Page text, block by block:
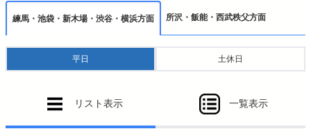
法人の方へ
お問合せ・よくあるご質問
練馬・池袋・新木場・渋谷・横浜方面 所沢・飯能・西武秩父方面
平日 土休日
リスト表示 一覧表示